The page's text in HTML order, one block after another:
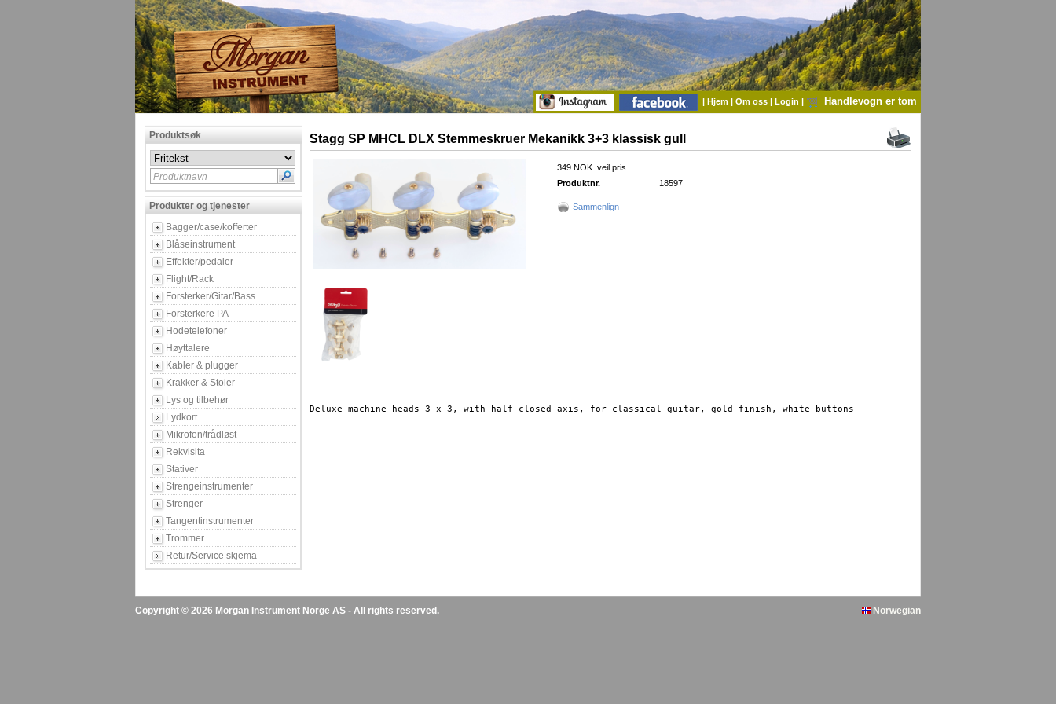
| Hjem | Om oss | Login | Handlevogn er tom
Produktsøk
Produktnavn
Produkter og tjenester
Bagger/case/kofferter
Blåseinstrument
Effekter/pedaler
Flight/Rack
Forsterker/Gitar/Bass
Forsterkere PA
Hodetelefoner
Høyttalere
Kabler & plugger
Krakker & Stoler
Lys og tilbehør
Lydkort
Mikrofon/trådløst
Rekvisita
Stativer
Strengeinstrumenter
Strenger
Tangentinstrumenter
Trommer
Retur/Service skjema
Stagg SP MHCL DLX Stemmeskruer Mekanikk 3+3 klassisk gull
349 NOK veil pris
Produktnr.
18597
Sammenlign
Deluxe machine heads 3 x 3, with half-closed axis, for classical guitar, gold finish, white buttons
Copyright © 2026 Morgan Instrument Norge AS - All rights reserved. Norwegian